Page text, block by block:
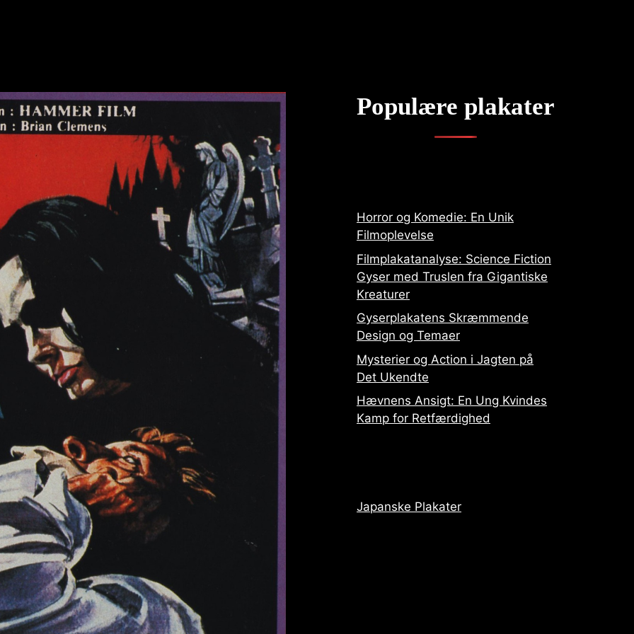
Populære plakater
Horror og Komedie: En Unik
Filmoplevelse
Filmplakatanalyse: Science Fiction
Gyser med Truslen fra Gigantiske
Kreaturer
Gyserplakatens Skræmmende
Design og Temaer
Mysterier og Action i Jagten på
Det Ukendte
Hævnens Ansigt: En Ung Kvindes
Kamp for Retfærdighed
Japanske Plakater